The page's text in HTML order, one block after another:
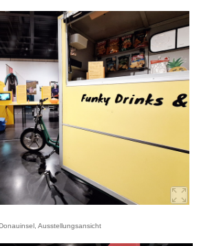
Ausstellungsansicht